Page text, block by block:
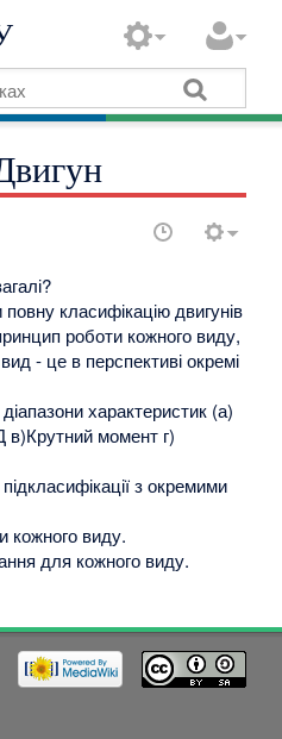
класифікацію двигунів
роботи кожного виду,
- це в перспективі окремі
характеристик (а)
в)Крутний момент г)
з окремими
кожного виду.
для кожного виду.